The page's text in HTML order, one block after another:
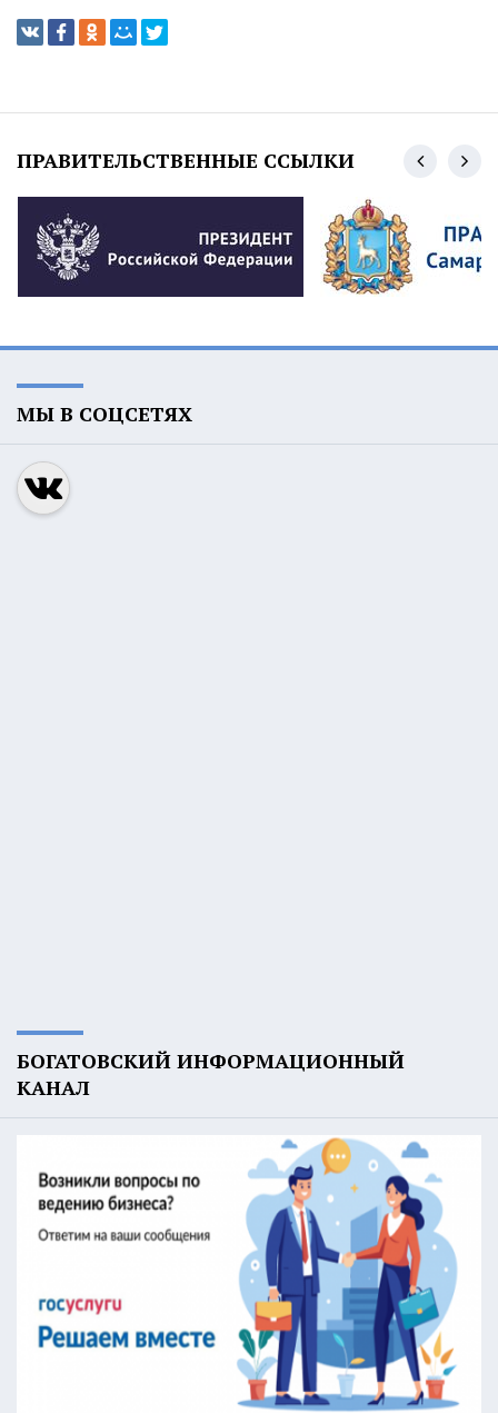
ПРАВИТЕЛЬСТВЕННЫЕ ССЫЛКИ
МЫ В СОЦСЕТЯХ
БОГАТОВСКИЙ ИНФОРМАЦИОННЫЙ
КАНАЛ